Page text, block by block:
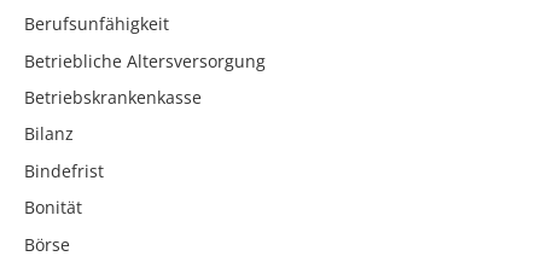
Berufsunfähigkeit
Betriebliche Altersversorgung
Betriebskrankenkasse
Bilanz
Bindefrist
Bonität
Börse